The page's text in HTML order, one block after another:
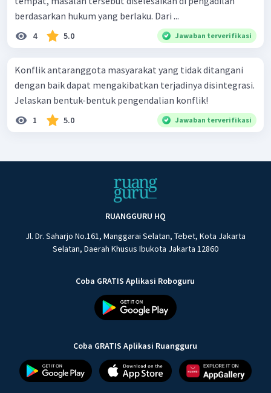
berdasarkan hukum yang berlaku. Dari ...
4 5.0 Jawaban terverifikasi
Konflik antaranggota masyarakat yang tidak ditangani
dengan baik dapat mengakibatkan terjadinya disintegrasi.
Jelaskan bentuk-bentuk pengendalian konflik!
1 5.0 Jawaban terverifikasi
RUANGGURU HQ
Jl. Dr. Saharjo No.161, Manggarai Selatan, Tebet, Kota Jakarta
Selatan, Daerah Khusus Ibukota Jakarta 12860
Coba GRATIS Aplikasi Roboguru
Coba GRATIS Aplikasi Ruangguru